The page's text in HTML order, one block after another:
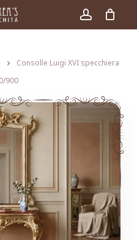
account
Consolle Luigi XVI specchiera
900